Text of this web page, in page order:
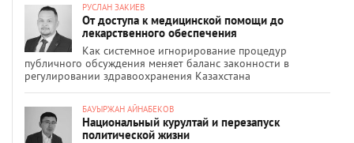
РУСЛАН ЗАКИЕВ
От доступа к медицинской помощи до
лекарственного обеспечения
Как системное игнорирование процедур
публичного обсуждения меняет баланс законности в
регулировании здравоохранения Казахстана
БАУЫРЖАН АЙНАБЕКОВ
Национальный курултай и перезапуск
политической жизни